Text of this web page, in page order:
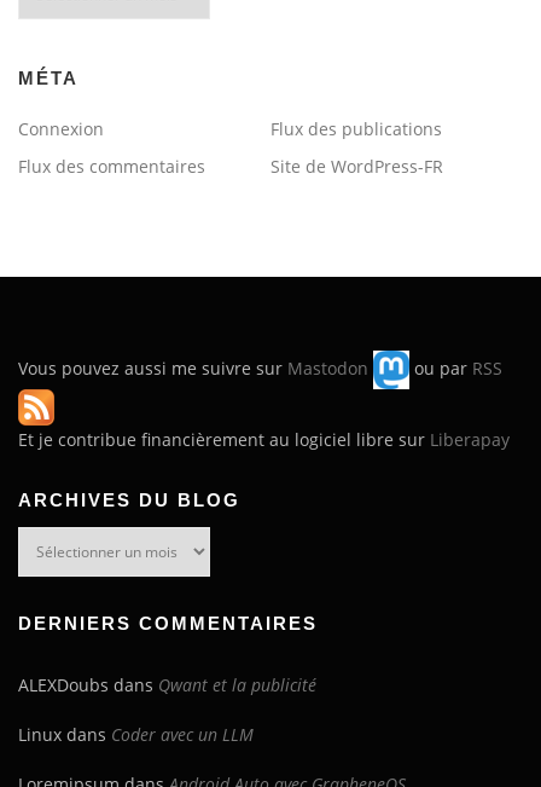
MÉTA
Connexion
Flux des publications
Flux des commentaires
Site de WordPress-FR
Vous pouvez aussi me suivre sur Mastodon ou par RSS
Et je contribue financièrement au logiciel libre sur Liberapay
ARCHIVES DU BLOG
DERNIERS COMMENTAIRES
ALEXDoubs dans Qwant et la publicité
Linux dans Coder avec un LLM